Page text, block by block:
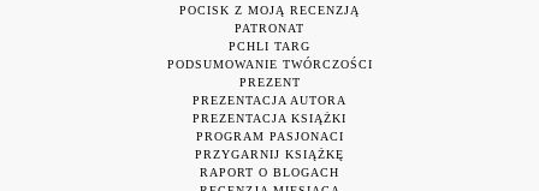
POCISK Z MOJĄ RECENZJĄ
PATRONAT
PCHLI TARG
PODSUMOWANIE TWÓRCZOŚCI
PREZENT
PREZENTACJA AUTORA
PREZENTACJA KSIĄŻKI
PROGRAM PASJONACI
PRZYGARNIJ KSIĄŻKĘ
RAPORT O BLOGACH